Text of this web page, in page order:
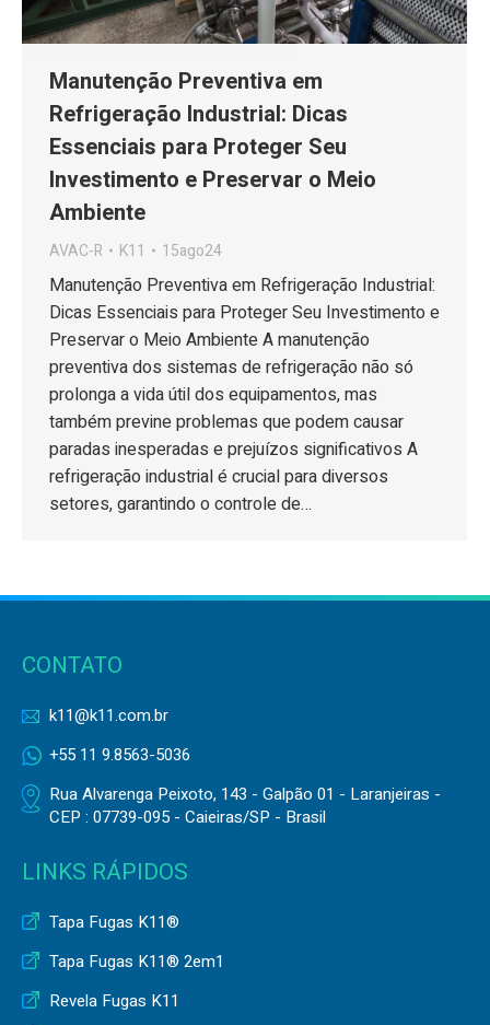
Manutenção Preventiva em
Refrigeração Industrial: Dicas
Essenciais para Proteger Seu
Investimento e Preservar o Meio
Ambiente
AVAC-R K11 15ago24
Manutenção Preventiva em Refrigeração Industrial:
Dicas Essenciais para Proteger Seu Investimento e
Preservar o Meio Ambiente A manutenção
preventiva dos sistemas de refrigeração não só
prolonga a vida útil dos equipamentos, mas
também previne problemas que podem causar
paradas inesperadas e prejuízos significativos A
refrigeração industrial é crucial para diversos
setores, garantindo o controle de…
CONTATO
k11@k11.com.br
+55 11 9.8563-5036
Rua Alvarenga Peixoto, 143 - Galpão 01 - Laranjeiras -
CEP : 07739-095 - Caieiras/SP - Brasil
LINKS RÁPIDOS
Tapa Fugas K11®
Tapa Fugas K11® 2em1
Revela Fugas K11